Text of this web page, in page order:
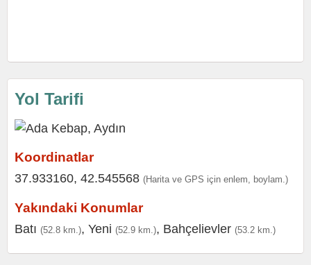
Yol Tarifi
Koordinatlar
37.933160, 42.545568 (Harita ve GPS için enlem, boylam.)
Yakındaki Konumlar
Batı (52.8 km.), Yeni (52.9 km.), Bahçelievler (53.2 km.)